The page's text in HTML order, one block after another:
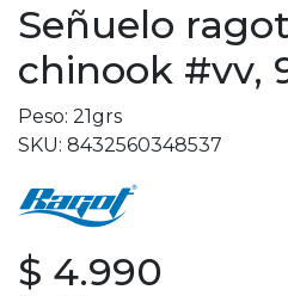
Señuelo
chinook #vv,
Peso: 21grs
SKU: 8432560348537
$ 4.990